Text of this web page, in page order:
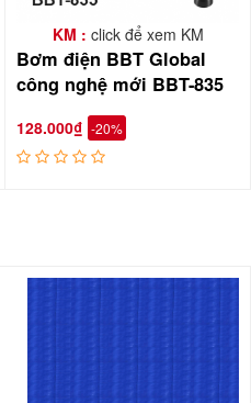
KM : click để xem KM
Bơm điện BBT Global
công nghệ mới BBT-835
128.000₫ -20%